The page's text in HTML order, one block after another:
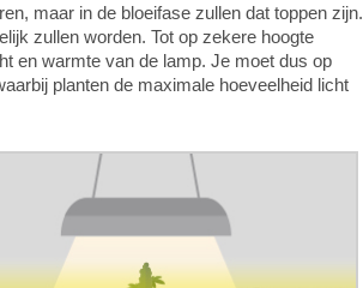
maar in de bloeifase zullen dat toppen zijn.
zullen worden. Tot op zekere hoogte
en warmte van de lamp. Je moet dus op
planten de maximale hoeveelheid licht